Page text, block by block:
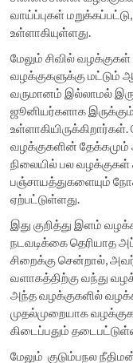
வாய்ப்புகள்
உள்ளாகியுள்ளது.
மேலும் சிவில் வழக்குகள்
வழக்குகளுக்கு மட்டும்
வருமானம் இல்லாமல்
ஜூனியர்களாக
உள்ளாகியிருக்கிறார்கள்.
வழக்குகளின் தேக்கமும்
நிலையில் பல வழக்குகள்
பஞ்சாயத்துகளையும்
ஏற்பட்டுள்ளது.
இது குறித்து இளம்
நடவடிக்கை தெரியாத
சிறைக்கு சென்றால்,
வளாகத்திற்கு வந்து
அந்த வழக்குகளில்
முதல்முறையாக
கிடைப்பதும்
மேலும் குடும்பநல